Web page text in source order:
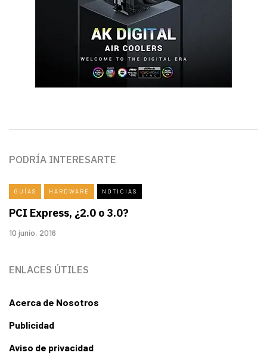
PODRÍA INTERESARTE
GUÍAS HARDWARE NOTICIAS
PCI Express, ¿2.0 o 3.0?
10 junio, 2016
ENLACES ÚTILES
Acerca de Nosotros
Publicidad
Aviso de privacidad